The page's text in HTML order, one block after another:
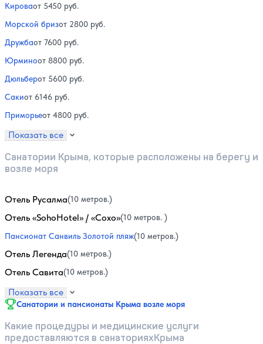
Кироваот 5450 руб.
Морской бризот 2800 руб.
Дружбаот 7600 руб.
Юрминоот 8800 руб.
Дюльберот 5600 руб.
Сакиот 6146 руб.
Приморьеот 4800 руб.
Показать все
Санатории Крыма, которые расположены на берегу и
возле моря
Отель Русалма(10 метров.)
Отель «SohoHotel» / «Сохо»(10 метров. )
Пансионат Санвиль Золотой пляж(10 метров.)
Отель Легенда(10 метров.)
Отель Савита(10 метров.)
Показать все
Санатории и пансионаты Крыма возле моря
Какие процедуры и медицинские услуги
предоставляются в санаторияхКрыма